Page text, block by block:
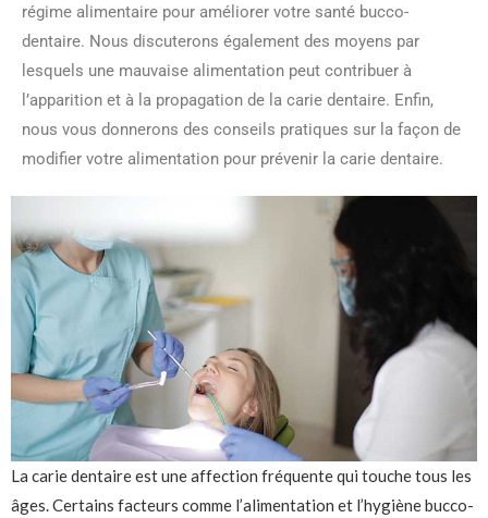
régime alimentaire pour améliorer votre santé bucco-
dentaire. Nous discuterons également des moyens par
lesquels une mauvaise alimentation peut contribuer à
l’apparition et à la propagation de la carie dentaire. Enfin,
nous vous donnerons des conseils pratiques sur la façon de
modifier votre alimentation pour prévenir la carie dentaire.
La carie dentaire est une affection fréquente qui touche tous les
âges. Certains facteurs comme l’alimentation et l’hygiène bucco-